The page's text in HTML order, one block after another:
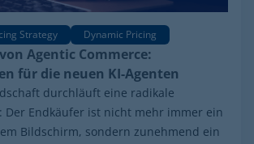
Strategy Dynamic Pricing
Agentic Commerce:
für die neuen KI-Agenten
durchläuft eine radikale
Der Endkäufer ist nicht mehr immer ein
Bildschirm, sondern zunehmend ein